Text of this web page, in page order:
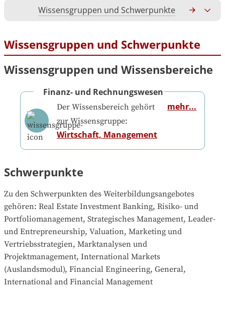
Wissensgruppen und Schwerpunkte
Wissensgruppen und Schwerpunkte
Wissensgruppen und Wissensbereiche
Finanz- und Rechnungswesen
Der Wissensbereich gehört
zur Wissensgruppe:
Wirtschaft, Management
mehr...
Schwerpunkte
Zu den Schwerpunkten des Weiterbildungsangebotes
gehören: Real Estate Investment Banking, Risiko- und
Portfoliomanagement, Strategisches Management, Leader-
und Entrepreneurship, Valuation, Marketing und
Vertriebsstrategien, Marktanalysen und
Projektmanagement, International Markets
(Auslandsmodul), Financial Engineering, General,
International and Financial Management